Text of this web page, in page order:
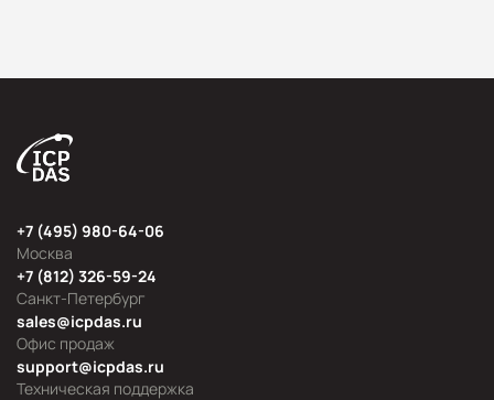
Москва
+7 (495) 980-64-06
Офис продаж
sales@icpdas.ru
Санкт-Петербург
+7 (812) 326-59-24
Техническая поддержка
support@icpdas.ru